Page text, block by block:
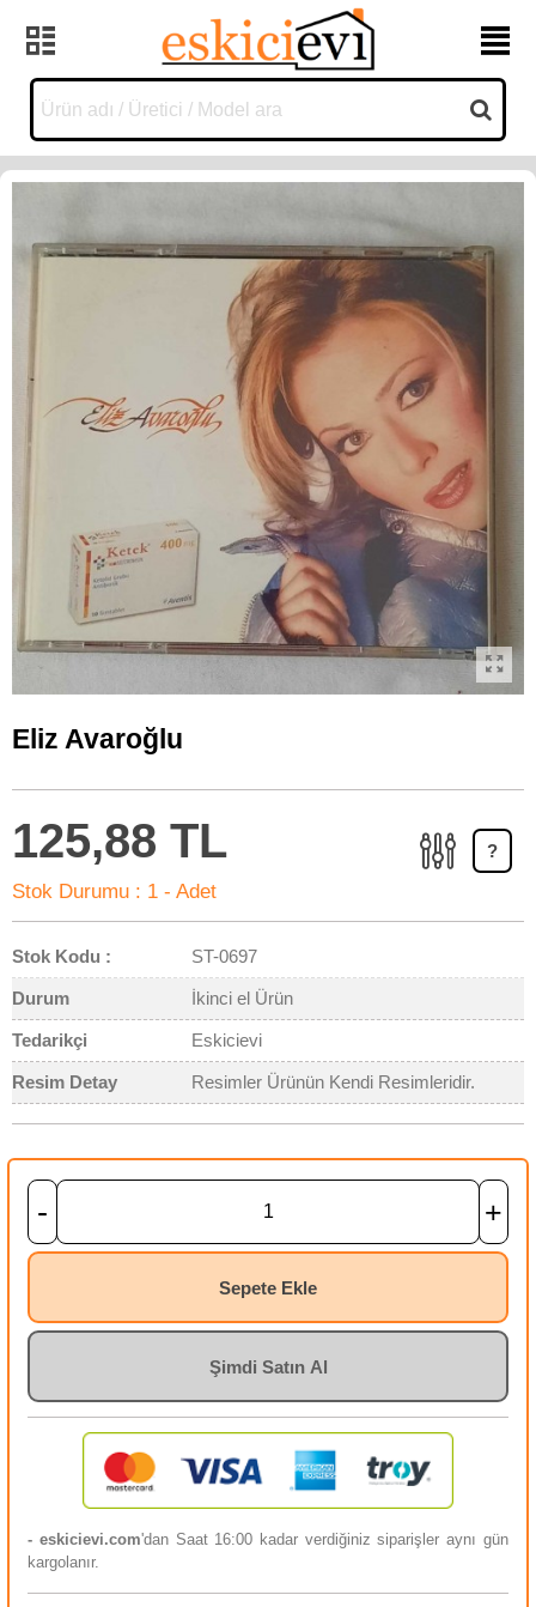
Eliz Avaroğlu
125,88 TL
Stok Durumu : 1 - Adet
?
Stok Kodu : ST-0697
Durum İkinci el Ürün
Tedarikçi Eskicievi
Resim Detay Resimler Ürünün Kendi Resimleridir.
- +
Sepete Ekle
Şimdi Satın Al
- eskicievi.com'dan Saat 16:00 kadar verdiğiniz siparişler aynı gün
kargolanır.